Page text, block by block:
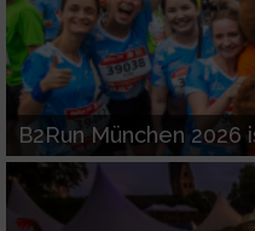
B2Run München